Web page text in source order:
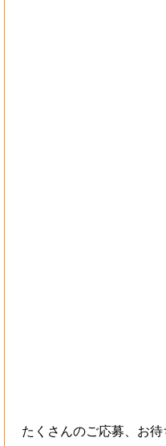
たくさんのご応募、お待